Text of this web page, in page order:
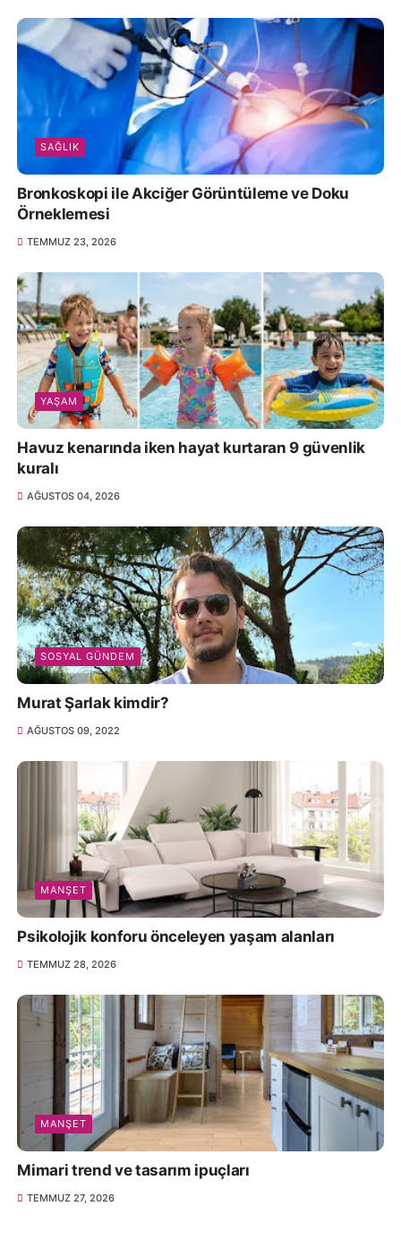
SAĞLIK
Bronkoskopi ile Akciğer Görüntüleme ve Doku
Örneklemesi
TEMMUZ 23, 2026
YAŞAM
Havuz kenarında iken hayat kurtaran 9 güvenlik
kuralı
AĞUSTOS 04, 2026
SOSYAL GÜNDEM
Murat Şarlak kimdir?
AĞUSTOS 09, 2022
MANŞET
Psikolojik konforu önceleyen yaşam alanları
TEMMUZ 28, 2026
MANŞET
Mimari trend ve tasarım ipuçları
TEMMUZ 27, 2026